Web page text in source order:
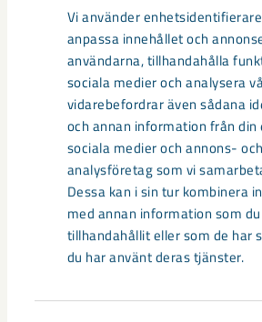
Vi använder
anpassa innehållet och
användarna, tillhandahålla
sociala medier och analysera
vidarebefordrar även sådana
och annan information från din
sociala medier och annons- och
analysföretag som vi
Dessa kan i sin tur kombinera
med annan information som
tillhandahållit eller som de har
du har använt deras tjänster.
Sibirien-området i